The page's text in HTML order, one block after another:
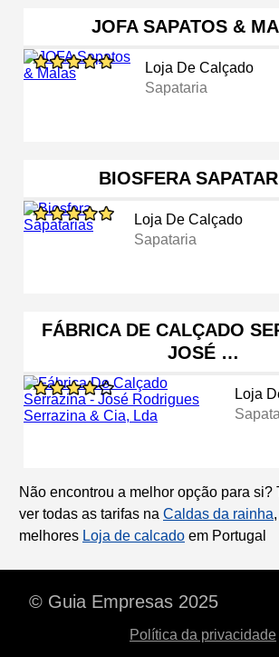
JOFA SAPATOS &
Loja De Calçado
Sapataria
BIOSFERA
Loja De Calçado
Sapataria
FÁBRICA DE CALÇADO
JOSÉ …
Loja
Não encontrou a melhor opção para si?
ver todas as tarifas na Caldas da rainha
melhores Loja de calcado em Portugal
© Guia Empresas 2025
Política da privacidade